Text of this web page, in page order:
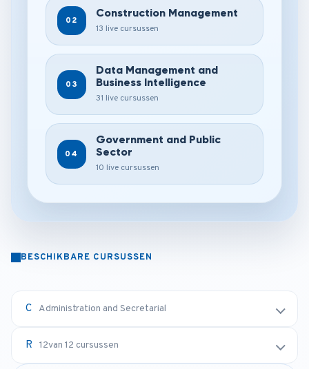
02
Construction Management
13 live cursussen
03
Data Management and
Business Intelligence
31 live cursussen
04
Government and Public
Sector
10 live cursussen
BESCHIKBARE CURSUSSEN
Administration and Secretarial
12van 12 cursussen